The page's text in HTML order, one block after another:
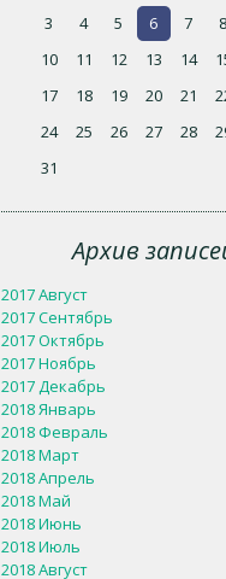
3
4 5 6 7 8
10
11 12 13 14
17
18 19 20 21
24
25 26 27 28
31
Архив
2017 Август
2017 Сентябрь
2017 Октябрь
2017 Ноябрь
2017 Декабрь
2018 Январь
2018 Февраль
2018 Март
2018 Апрель
2018 Май
2018 Июнь
2018 Июль
2018 Август